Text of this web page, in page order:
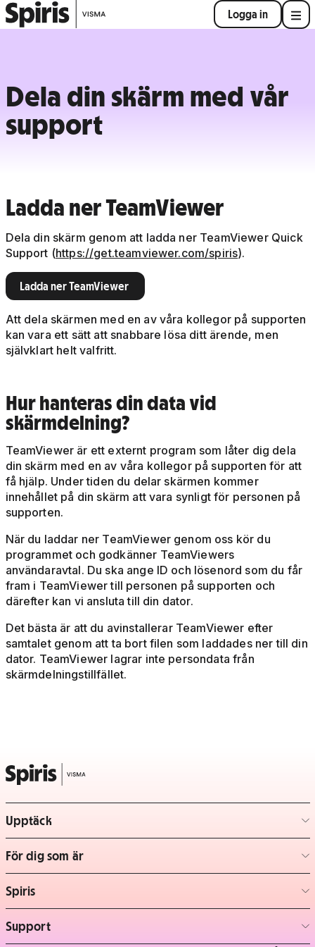
Logga in
Dela din skärm med vår
support
Ladda ner TeamViewer
Dela din skärm genom att ladda ner TeamViewer Quick
Support (https://get.teamviewer.com/spiris).
Ladda ner TeamViewer
Att dela skärmen med en av våra kollegor på supporten
kan vara ett sätt att snabbare lösa ditt ärende, men
självklart helt valfritt.
Hur hanteras din data vid
skärmdelning?
TeamViewer är ett externt program som låter dig dela
din skärm med en av våra kollegor på supporten för att
få hjälp. Under tiden du delar skärmen kommer
innehållet på din skärm att vara synligt för personen på
supporten.
När du laddar ner TeamViewer genom oss kör du
programmet och godkänner TeamViewers
användaravtal. Du ska ange ID och lösenord som du får
fram i TeamViewer till personen på supporten och
därefter kan vi ansluta till din dator.
Det bästa är att du avinstallerar TeamViewer efter
samtalet genom att ta bort filen som laddades ner till din
dator. TeamViewer lagrar inte persondata från
skärmdelningstillfället.
Upptäck
– klicka för att expandera lista
För dig som är
– klicka för att expandera lista
Spiris
– klicka för att expandera lista
Support
– klicka för att expandera lista